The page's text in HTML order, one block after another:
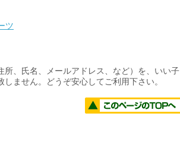
ツ
、氏名、メールアドレス、など）を、いい子
ません。どうぞ安心してご利用下さい。